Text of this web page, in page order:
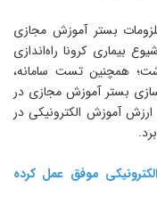
بستر آموزش مجازی
کرونا راه‌اندازی
همچنین تست سامانه،
بستر آموزش مجازی در
آموزش الکترونیکی در
موفق عمل کرده